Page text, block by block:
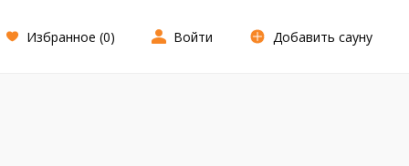
Избранное (0) Войти Добавить сауну